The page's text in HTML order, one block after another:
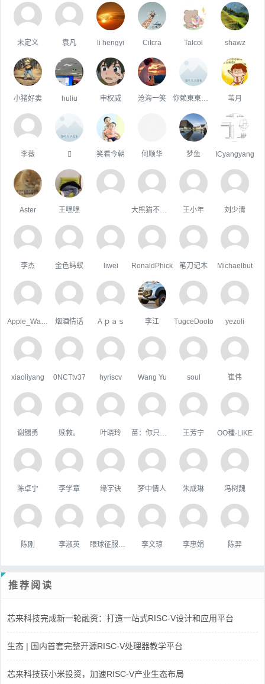
未定义 袁凡 li hengyi Citcra Talcol shawz
小猪好卖 huliu 申权威 沧海一笑 苇月
李薇  笑看今朝 何顺华 梦鱼 ICyangyang
Aster 王嘿嘿 王小年 刘少清
李杰 金色蚂蚁 liwei RonaldPhick 笔刀记木 Michaelbut
烟酒情话 Ａｐａｓ 李江 TugceDooto yezoli
xiaoliyang 0NCTtv37 hyriscv Wang Yu soul 崔伟
谢锡勇 赎救。 叶晓玲 王芳宁 OO種·LiKE
陈卓宁 李学章 缘字诀 梦中情人 朱成琳 冯树魏
陈刚 李淑英 李文琼 李惠娟 陈羿
推荐阅读
芯来科技完成新一轮融资：打造一站式RISC-V设计和应用平台
生态 | 国内首套完整开源RISC-V处理器教学平台
芯来科技获小米投资，加速RISC-V产业生态布局